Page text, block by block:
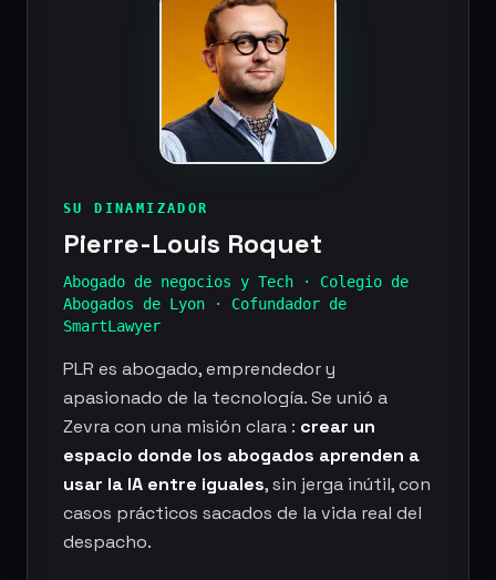
SU DINAMIZADOR
Pierre-Louis Roquet
Abogado de negocios y Tech · Colegio de
Abogados de Lyon · Cofundador de
SmartLawyer
PLR es abogado, emprendedor y
apasionado de la tecnología. Se unió a
Zevra con una misión clara : crear un
espacio donde los abogados aprenden a
usar la IA entre iguales, sin jerga inútil, con
casos prácticos sacados de la vida real del
despacho.